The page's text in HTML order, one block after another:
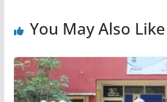
You May Also Like